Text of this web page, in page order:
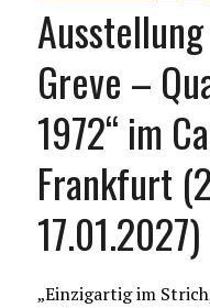
Greve –
1972“ im
Frankfurt
17.01.2027)
„Einzigartig im